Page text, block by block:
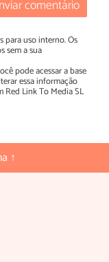
comentário
para uso interno. Os
sem a sua
pode acessar a base
essa informação
Link To Media SL
↑